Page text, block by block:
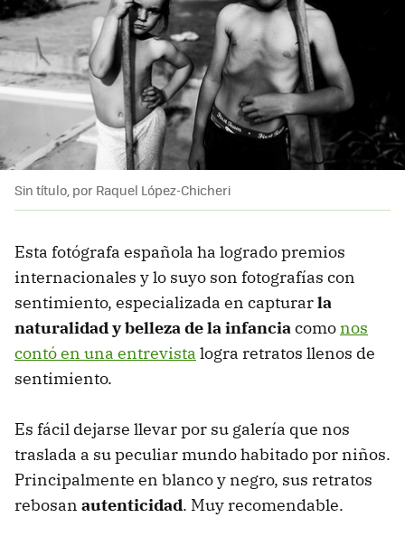
Sin título, por Raquel López-Chicheri
Esta fotógrafa española ha logrado premios
internacionales y lo suyo son fotografías con
sentimiento, especializada en capturarla
naturalidad y belleza de la infanciacomonos
contó en una entrevista logra retratos llenos de
sentimiento.
Es fácil dejarse llevar por su galería que nos
traslada a su peculiar mundo habitado por niños.
Principalmente en blanco y negro, sus retratos
rebosan autenticidad. Muy recomendable.